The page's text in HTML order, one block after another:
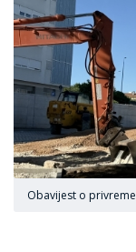
Obavijest o